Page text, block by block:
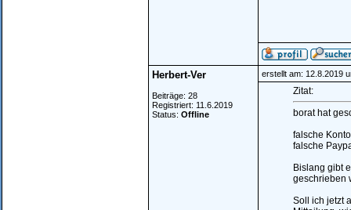
Herbert-Ver
Beiträge: 28
Registriert: 11.6.2019
Status: Offline
erstellt am: 12.8.2019
Zitat:
borat hat
falsche
falsche
Bislang gibt
geschrieben
Soll ich jetzt